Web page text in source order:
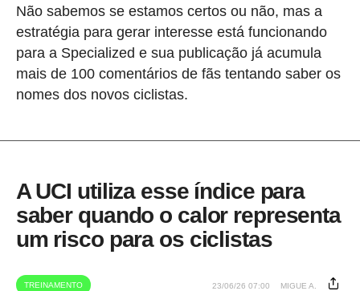
Não sabemos se estamos certos ou não, mas a
estratégia para gerar interesse está funcionando
para a Specialized e sua publicação já acumula
mais de 100 comentários de fãs tentando saber os
nomes dos novos ciclistas.
A UCI utiliza esse índice para
saber quando o calor representa
um risco para os ciclistas
TREINAMENTO 23/06/26 07:00 MIGUE A.